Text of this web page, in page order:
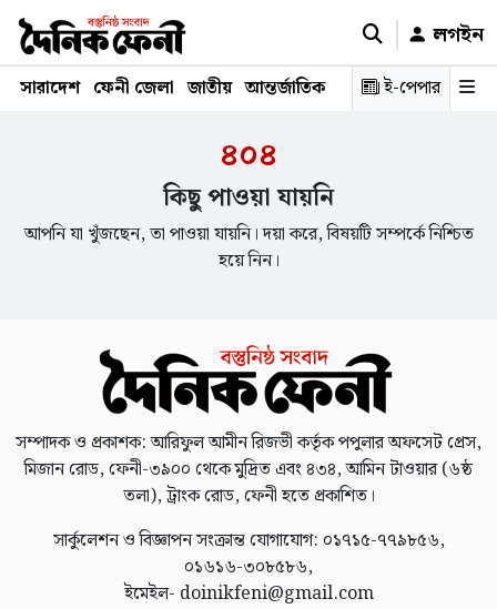
লগইন
সারাদেশ ফেনী জেলা জাতীয় আন্তর্জাতিক রাজনীতি স্বাস্থ্য শিক্ষা
ই-পেপার
৪০৪
কিছু পাওয়া যায়নি
আপনি যা খুঁজছেন, তা পাওয়া যায়নি। দয়া করে, বিষয়টি সম্পর্কে নিশ্চিত
হয়ে নিন।
সম্পাদক ও প্রকাশক: আরিফুল আমীন রিজভী কর্তৃক পপুলার অফসেট প্রেস,
মিজান রোড, ফেনী-৩৯০০ থেকে মুদ্রিত এবং ৪৩৪, আমিন টাওয়ার (৬ষ্ঠ
তলা), ট্রাংক রোড, ফেনী হতে প্রকাশিত।
সার্কুলেশন ও বিজ্ঞাপন সংক্রান্ত যোগাযোগ: ০১৭১৫-৭৭৯৮৫৬,
০১৬১৬-৩০৮৫৮৬,
ইমেইল- doinikfeni@gmail.com